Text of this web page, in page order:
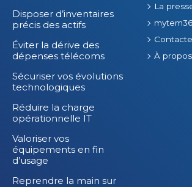
Disposer d’inventaires
précis des actifs
Éviter la dérive des
dépenses télécoms
Sécuriser vos évolutions
technologiques
Réduire la charge
opérationnelle IT
Valoriser vos
équipements en fin
d’usage
Reprendre la main sur
La
À propos